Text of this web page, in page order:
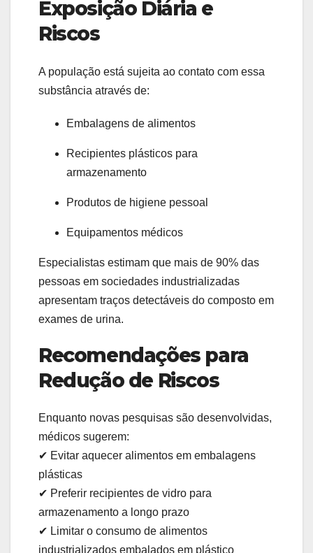
Exposição Diária e
Riscos
A população está sujeita ao contato com essa
substância através de:
Embalagens de alimentos
Recipientes plásticos para
armazenamento
Produtos de higiene pessoal
Equipamentos médicos
Especialistas estimam que mais de 90% das
pessoas em sociedades industrializadas
apresentam traços detectáveis do composto em
exames de urina.
Recomendações para
Redução de Riscos
Enquanto novas pesquisas são desenvolvidas,
médicos sugerem:
✔ Evitar aquecer alimentos em embalagens
plásticas
✔ Preferir recipientes de vidro para
armazenamento a longo prazo
✔ Limitar o consumo de alimentos
industrializados embalados em plástico